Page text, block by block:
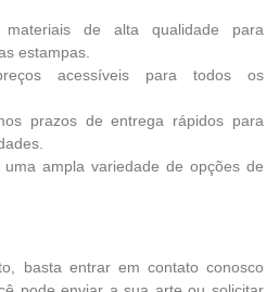
materiais de alta qualidade para
estampas.
acessíveis para todos os
prazos de entrega rápidos para
uma ampla variedade de opções de
basta entrar em contato conosco